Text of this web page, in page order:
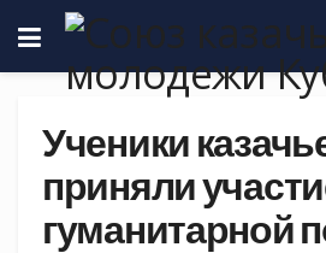
Ученики
приняли
гуманитарной